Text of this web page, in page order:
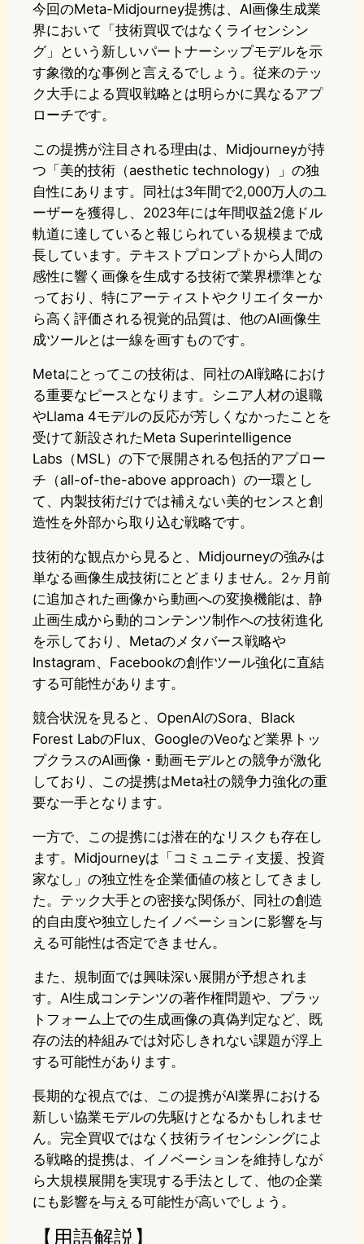
今回のMeta-Midjourney提携は、AI画像生成業
界において「技術買収ではなくライセンシン
グ」という新しいパートナーシップモデルを示
す象徴的な事例と言えるでしょう。従来のテッ
ク大手による買収戦略とは明らかに異なるアプ
ローチです。
この提携が注目される理由は、Midjourneyが持
つ「美的技術（aesthetic technology）」の独
自性にあります。同社は3年間で2,000万人のユ
ーザーを獲得し、2023年には年間収益2億ドル
軌道に達していると報じられている規模まで成
長しています。テキストプロンプトから人間の
感性に響く画像を生成する技術で業界標準とな
っており、特にアーティストやクリエイターか
ら高く評価される視覚的品質は、他のAI画像生
成ツールとは一線を画すものです。
Metaにとってこの技術は、同社のAI戦略におけ
る重要なピースとなります。シニア人材の退職
やLlama 4モデルの反応が芳しくなかったことを
受けて新設されたMeta Superintelligence
Labs（MSL）の下で展開される包括的アプロー
チ（all-of-the-above approach）の一環とし
て、内製技術だけでは補えない美的センスと創
造性を外部から取り込む戦略です。
技術的な観点から見ると、Midjourneyの強みは
単なる画像生成技術にとどまりません。2ヶ月前
に追加された画像から動画への変換機能は、静
止画生成から動的コンテンツ制作への技術進化
を示しており、Metaのメタバース戦略や
Instagram、Facebookの創作ツール強化に直結
する可能性があります。
競合状況を見ると、OpenAIのSora、Black
Forest LabのFlux、GoogleのVeoなど業界トッ
プクラスのAI画像・動画モデルとの競争が激化
しており、この提携はMeta社の競争力強化の重
要な一手となります。
一方で、この提携には潜在的なリスクも存在し
ます。Midjourneyは「コミュニティ支援、投資
家なし」の独立性を企業価値の核としてきまし
た。テック大手との密接な関係が、同社の創造
的自由度や独立したイノベーションに影響を与
える可能性は否定できません。
また、規制面では興味深い展開が予想されま
す。AI生成コンテンツの著作権問題や、プラッ
トフォーム上での生成画像の真偽判定など、既
存の法的枠組みでは対応しきれない課題が浮上
する可能性があります。
長期的な視点では、この提携がAI業界における
新しい協業モデルの先駆けとなるかもしれませ
ん。完全買収ではなく技術ライセンシングによ
る戦略的提携は、イノベーションを維持しなが
ら大規模展開を実現する手法として、他の企業
にも影響を与える可能性が高いでしょう。
【用語解説】